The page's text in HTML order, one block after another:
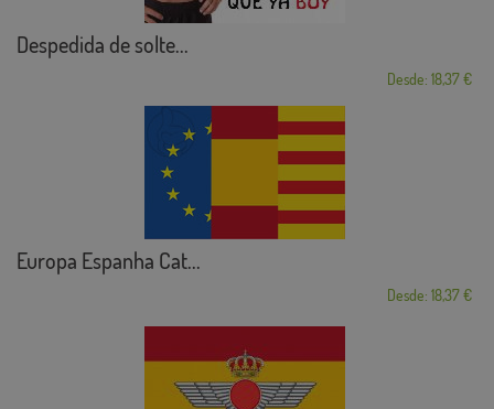
Despedida de solte...
Desde: 18,37 €
Europa Espanha Cat...
Desde: 18,37 €